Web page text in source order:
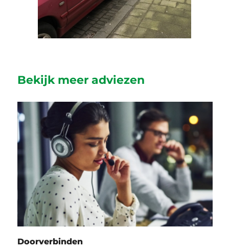
Bekijk meer adviezen
Doorverbinden